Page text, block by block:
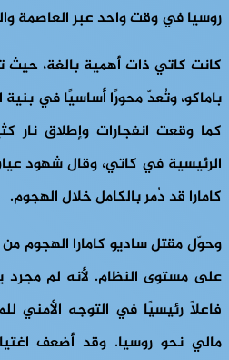
روسيا في وقت واحد عبر العاصمة
كانت كاتي ذات أهمية بالغة، حيث
باماكو، وتُعدّ محورًا أساسيًا في
كما وقعت انفجارات وإطلاق نار
الرئيسية في كاتي، وقال شهود
كامارا قد دُمر بالكامل خلال الهجوم.
وحوّل مقتل ساديو كامارا الهجوم
على مستوى النظام. لأنه لم
فاعلًا رئيسيًا في التوجه
مالي نحو روسيا. وقد أضعف